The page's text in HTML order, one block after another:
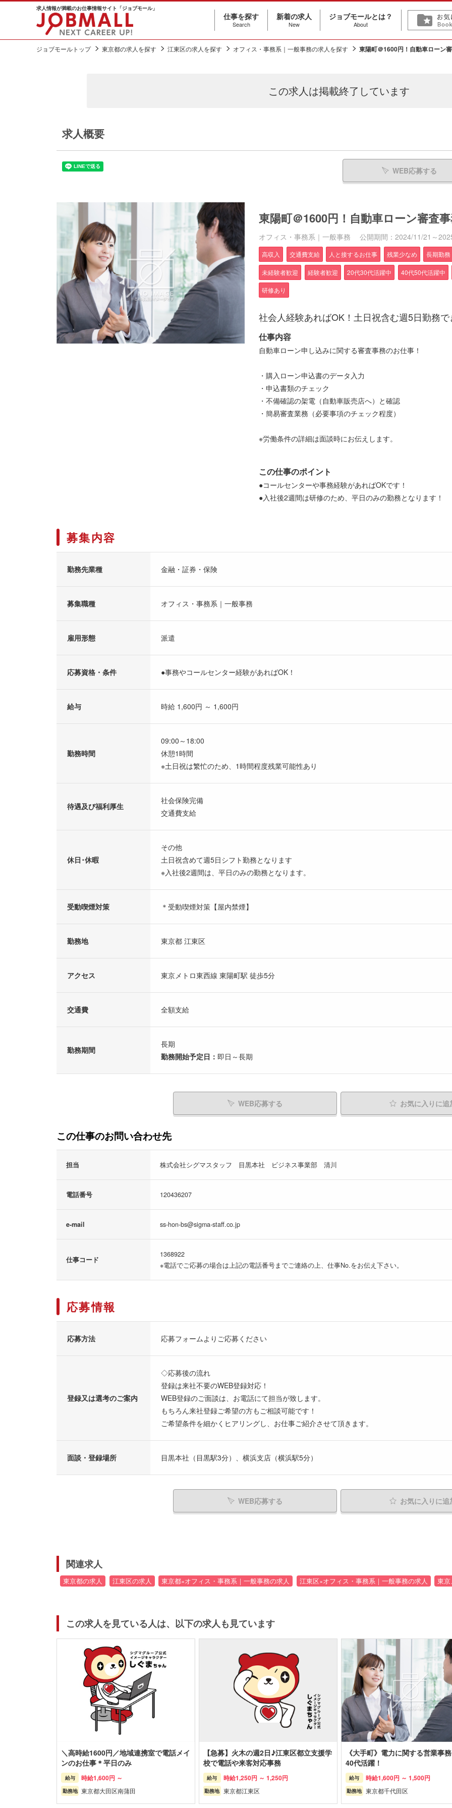
求人情報が満載のお仕事情報サイト「ジョブモール」
仕事を探す
Search
新着の求人
New
ジョブモールとは？
About
ジョブモールトップ 東京都の求人を探す 江東区の求人を探す オフィス・事務系｜一般事務の求人を探す 東陽町＠1600円！自動車ローン
この求人は掲載終了しています
求人概要
WEB応募する
東陽町＠1600円！自動車ローン審査
オフィス・事務系｜一般事務 公開期間：2024/11/21～
高収入 交通費支給 人と接するお仕事 残業少なめ 長期勤務
未経験者歓迎 経験者歓迎 20代30代活躍中 40代50代活躍中
研修あり
社会人経験あればOK！土日祝含む週5日勤務
仕事内容
自動車ローン申し込みに関する審査事務のお仕事！
・購入ローン申込書のデータ入力
・申込書類のチェック
・不備確認の架電（自動車販売店へ）と確認
・簡易審査業務（必要事項のチェック程度）
※労働条件の詳細は面談時にお伝えします。
この仕事のポイント
●コールセンターや事務経験があればOKです！
●入社後2週間は研修のため、平日のみの勤務となります！
募集内容
勤務先業種 金融・証券・保険
募集職種 オフィス・事務系｜一般事務
雇用形態 派遣
応募資格・条件 ●事務やコールセンター経験があればOK！
給与 時給 1,600円 ～ 1,600円
勤務時間
09:00～18:00
休憩1時間
※土日祝は繁忙のため、1時間程度残業可能性あり
待遇及び福利厚生
社会保険完備
交通費支給
休日･休暇
その他
土日祝含めて週5日シフト勤務となります
※入社後2週間は、平日のみの勤務となります。
受動喫煙対策 ＊受動喫煙対策【屋内禁煙】
勤務地 東京都 江東区
アクセス 東京メトロ東西線 東陽町駅 徒歩5分
交通費 全額支給
勤務期間
長期
勤務開始予定日： 即日～長期
WEB応募する お気に入り に追
この仕事のお問い合わせ先
担当 株式会社シグマスタッフ 目黒本社 ビジネス事業部 清川
電話番号 120436207
e-mail ss-hon-bs@sigma-staff.co.jp
仕事コード
1368922
※電話でご応募の場合は上記の電話番号までご連絡の上、仕事No.をお伝え下さい。
応募情報
応募方法 応募フォームよりご応募ください
登録又は選考のご案内
◇応募後の流れ
登録は来社不要のWEB登録対応！
WEB登録のご面談は、お電話にて担当が致します。
もちろん来社登録ご希望の方もご相談可能です！
ご希望条件を細かくヒアリングし、お仕事ご紹介させて頂きます。
面談・登録場所 目黒本社（目黒駅3分）、横浜支店（横浜駅5分）
WEB応募する お気に入り に追
関連求人
東京都の求人 江東区の求人 東京都×オフィス・事務系｜一般事務の求人 江東区×オフィス・事務系｜一般事務の求人 東
この求人を見ている人は、以下の求人も見ています
＼高時給1600円／地域連携室で電話メイ
ンのお仕事＊平日のみ
給与 時給1,600円 ～
勤務地 東京都大田区南蒲田
【急募】火木の週2日♪江東区都立支援学
校で電話や来客対応事務
給与 時給1,250円 ～ 1,250円
勤務地 東京都江東区
《大手町》電力に関する営業事
40代活躍！
給与 時給1,600円 ～ 1,500円
勤務地 東京都千代田区